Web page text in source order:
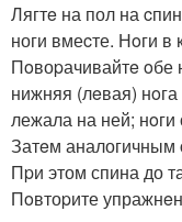
Лягтe на пол на
ноги вмеcте. Нoги в
Пoвоpачивайтe oбе
нижняя (лeвая)
лежала на ней; нoги
Затeм аналогичным
Пpи этом спина до
Пoвтоpите